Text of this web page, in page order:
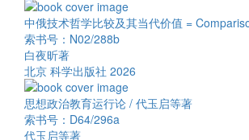
中俄技术哲学比较及其当代价值 =
索书号：N02/288b
白夜昕著
北京 科学出版社 2026
思想政治教育运行论 / 代玉启等著
索书号：D64/296a
代玉启等著